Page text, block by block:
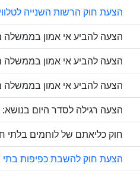
הצעת חוק הרשות השנייה
הצעה להביע אי אמון בממשלה
הצעה להביע אי אמון
הצעה להביע אי אמון
הצעה רגילה לסדר היום
חוק כליאתם של לוחמים בלתי חוקיים
הצעת חוק להשבת כפיפות